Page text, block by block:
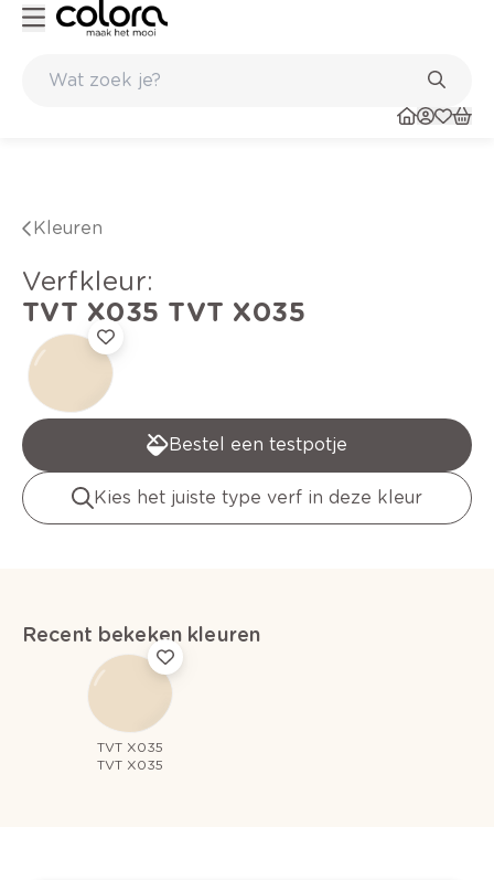
Kleuren
verfkleur:
TVT X035 TVT X035
Bestel een testpotje
Kies het juiste type verf in deze kleur
Recent bekeken kleuren
TVT X035
TVT X035